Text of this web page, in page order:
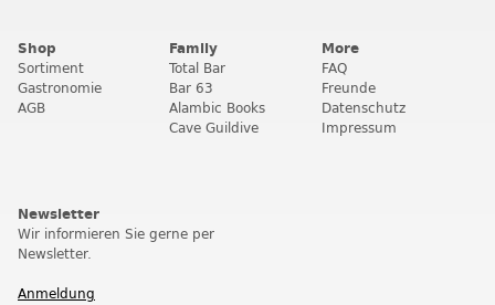
Shop
Sortiment
Gastronomie
AGB
Family
Total Bar
Bar 63
Alambic Books
Cave Guildive
More
FAQ
Freunde
Datenschutz
Impressum
Newsletter
Wir informieren Sie gerne per
Newsletter.
Anmeldung